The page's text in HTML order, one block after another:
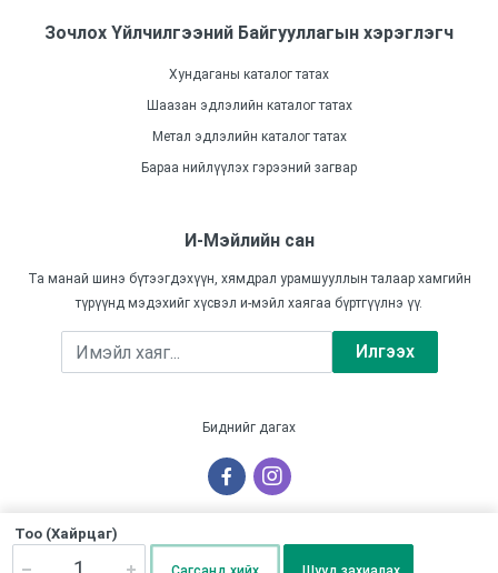
Тоо (Хайрцаг)
Зочлох Үйлчилгээний Байгууллагын хэрэглэгч
Хундаганы каталог татах
Шаазан эдлэлийн каталог татах
Метал эдлэлийн каталог татах
Бараа нийлүүлэх гэрээний загвар
И-Мэйлийн сан
Та манай шинэ бүтээгдэхүүн, хямдрал урамшууллын талаар хамгийн
түрүүнд мэдэхийг хүсвэл и-мэйл хаягаа бүртгүүлнэ үү.
Илгээх
Биднийг дагах
Бүх эрх хуулиар хамгаалагдсан © "НЬЮ КЛЕОС" ХХК